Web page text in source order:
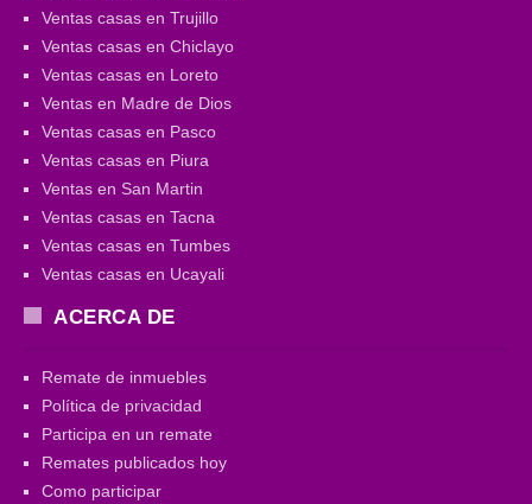
Ventas casas en Trujillo
Ventas casas en Chiclayo
Ventas casas en Loreto
Ventas en Madre de Dios
Ventas casas en Pasco
Ventas casas en Piura
Ventas en San Martin
Ventas casas en Tacna
Ventas casas en Tumbes
Ventas casas en Ucayali
ACERCA DE
Remate de inmuebles
Política de privacidad
Participa en un remate
Remates publicados hoy
Como participar